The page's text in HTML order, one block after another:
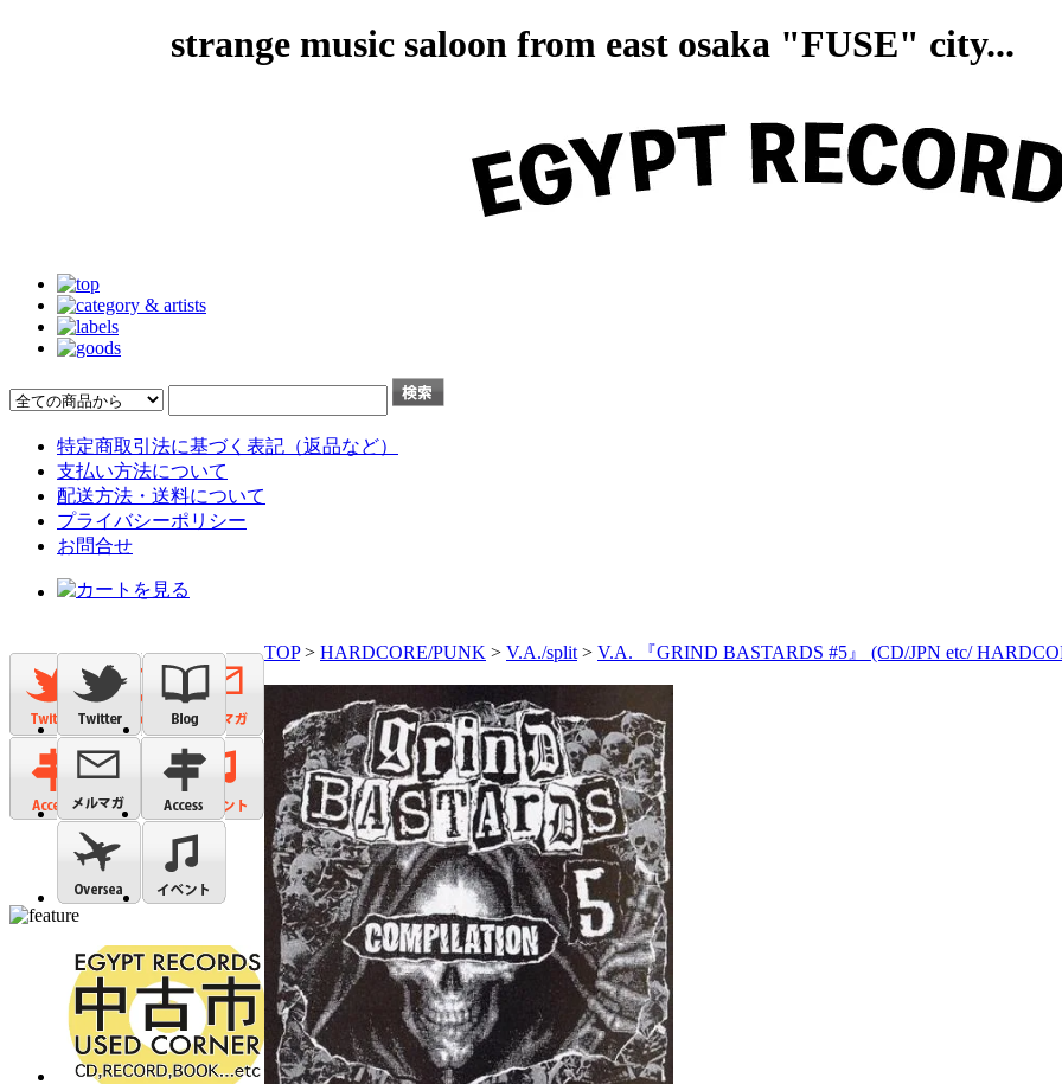
strange music saloon from east osaka "FUSE"
特定商取引法に基づく表記（返品など）
支払い方法について
配送方法・送料について
プライバシーポリシー
お問合せ
TOP> HARDCORE/PUNK > V.A./split > V.A. 『GRIND BASTARDS #5』 (CD/JPN etc/